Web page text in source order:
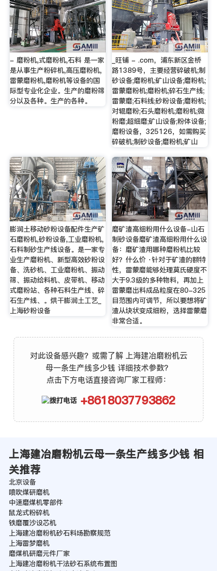
- 磨粉机,式磨粉机,石料 是一家
是从事生产粉碎机,高压磨粉机,
雷蒙磨粉机,磨粉机等设备的国
际型专业化企业。生产的磨粉筛
分以及各种。生产的各种。
_旺铺 - .com，浦东新区金桥
路1389号，主要经营碎破机;制
砂设备;磨粉机;矿山设备;磨粉机;
雷蒙磨粉机;磨粉机;碎石生产线;
雷蒙磨;石料线;砂粉设备;磨粉机;
对辊磨粉;石头磨粉机;磨粉机;微
粉磨;超细磨;矿山设备;粉体设备;
磨粉设备，325126，如需购买
碎破机;制砂设备;磨粉机;矿山
膨润土移动砂粉设备配件生产矿
石磨粉机,砂粉设备,工业磨粉机,
石料制砂生产线设备。是一家专
业生产磨粉机、新型高效砂粉设
备、洗砂机、工业磨粉机、振动
筛、振动给料机、皮带机、移动
式磨粉站、各种石料生产线、碎
石生产线、。烘干膨润土工艺_
上海砂粉设备
磨矿渣高细粉用什么设备-山石
制砂设备磨矿渣高细粉用什么设
备：磨矿渣用哪种磨粉机比较
好？什么价 ·针对于矿渣的额特
性，雷蒙磨能够处理莫氏硬度不
大于9.3级的多种物料，再加上
雷蒙磨出料成品粒度在80-325
目范围内可调节，所以要想将矿
渣从块状变成细粉，选择雷蒙磨
非常合适。
对此设备感兴趣？或需了解 上海建冶磨粉机云
母一条生产线多少钱 详细技术参数？
点击下方电话直接咨询厂家工程师：
+8618037793862
上海建冶磨粉机云母一条生产线多少钱 相
关推荐
北京设备
喷吹煤研磨机
中速磨煤机零部件
鼠龙式粉碎机
铁磨覆沙设芯机
上海建冶磨粉机砂石料场勘察规范
上海雷梦磨机
磨煤机研磨元件厂家
上海建冶磨粉机干法砂石系统布置图